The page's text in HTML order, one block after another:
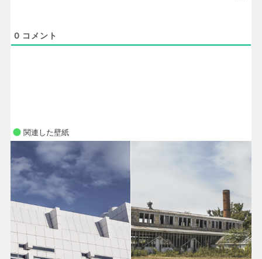
0 コメント
関連した壁紙